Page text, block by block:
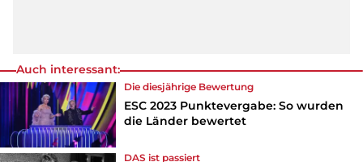
Auch interessant:
Die diesjährige Bewertung
ESC 2023 Punktevergabe: So wurden
die Länder bewertet
DAS ist passiert